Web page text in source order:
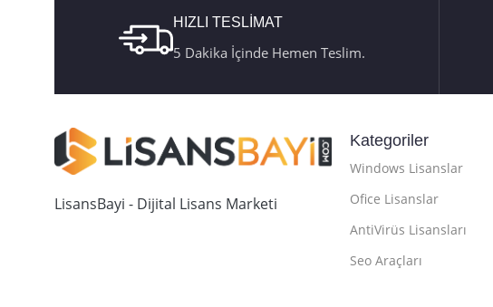
HIZLI TESLİMAT
5 Dakika İçinde Hemen Teslim.
LisansBayi - Dijital Lisans Marketi
Kategoriler
Windows Lisanslar
Ofice Lisanslar
AntiVirüs Lisansları
Seo Araçları